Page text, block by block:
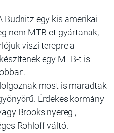
Budnitz egy kis amerikai
nem MTB-et gyártanak,
viszi terepre a
egy MTB-t is.
most is maradtak
Érdekes kormány
Brooks nyereg ,
Rohloff váltó.